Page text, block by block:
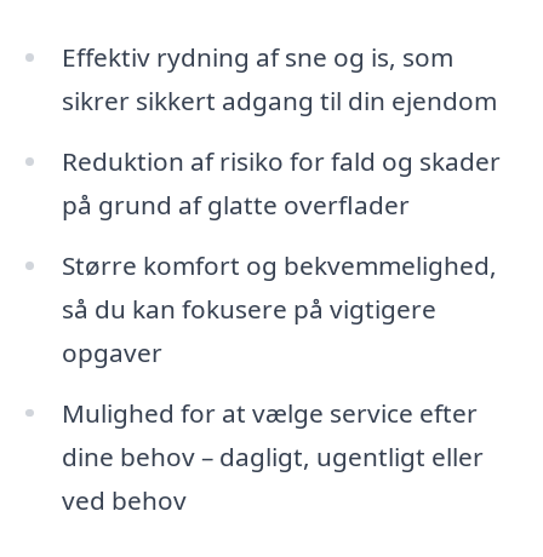
Effektiv rydning af sne og is, som
sikrer sikkert adgang til din ejendom
Reduktion af risiko for fald og skader
på grund af glatte overflader
Større komfort og bekvemmelighed,
så du kan fokusere på vigtigere
opgaver
Mulighed for at vælge service efter
dine behov – dagligt, ugentligt eller
ved behov